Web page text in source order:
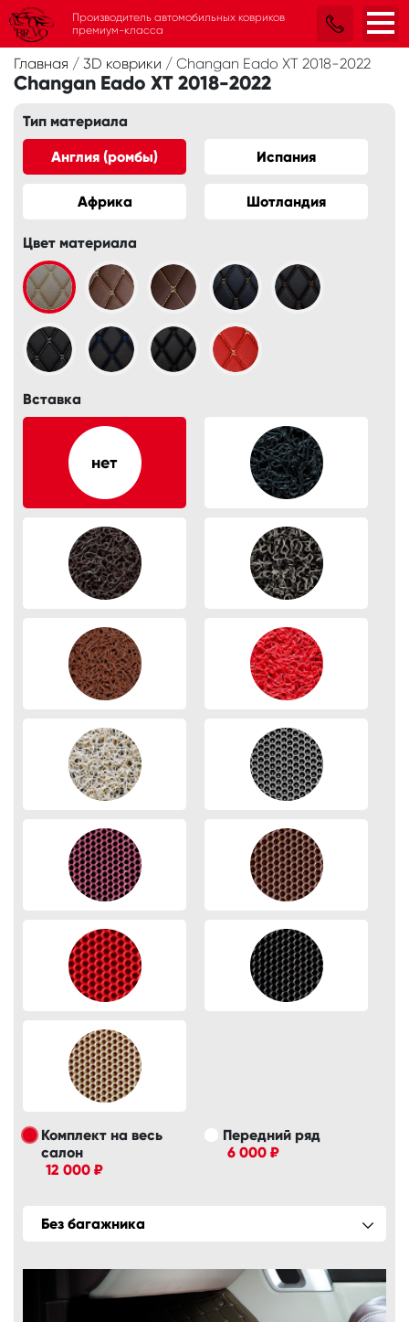
Главная / 3D коврики / Changan Eado XT 2018-2022
Changan Eado XT 2018-2022
Тип материала
Англия (ромбы) Испания
Африка Шотландия
Цвет материала
Вставка
Комплект на весь
салон
12 000 ₽
Передний ряд
6 000 ₽
Без багажника
Производитель автомобильных ковриков
премиум-класса